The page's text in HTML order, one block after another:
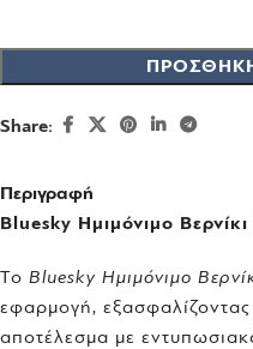
Share:
Περιγραφή
Bluesky Ημιμόνιμο
Το Bluesky Ημιμόνιμο
εφαρμογή,
αποτέλεσμα με